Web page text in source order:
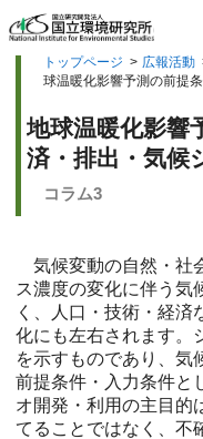
トップページ > 広報活動
球温暖化影響予測の前提
地球温暖化影響
済・排出・気候
コラム3
気候変動の自然・社
ス濃度の変化に伴う気
く、人口・技術・経済
化にも左右されます。
を示すものであり、気
前提条件・入力条件と
オ開発・利用の主目的
てることではなく、不